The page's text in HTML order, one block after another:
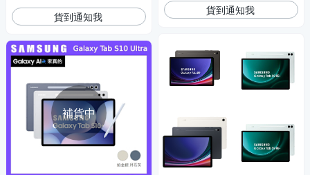
貨到通知我
補貨中
貨到通知我